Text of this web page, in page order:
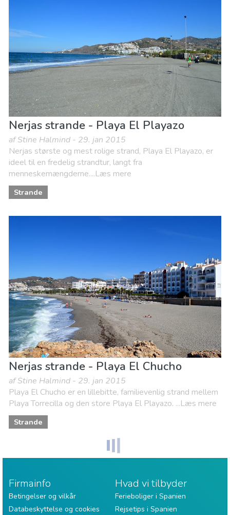
Nerjas strande - Playa El Playazo
af Stine Halmind - 29. jan 2015
Nerjas største og mest rolige strand, Playa El Playazo, er
ideel til en fredelig strandtur, langt fra
menneskemængderne....Læs mere
Strande
Nerjas strande - Playa El Chucho
af Stine Halmind - 29. jan 2015
Playa El Chucho er en lillebitte, familievenlig strand mellem
Playa Torrecilla og den store Playa El Playazo. ...Læs mere
Strande
Firmainfo
Betingelser og vilkår
Databeskyttelse og cookies
Hvad vi tilbyder
Ferieboliger i Spanien
Rejsetips i Spanien